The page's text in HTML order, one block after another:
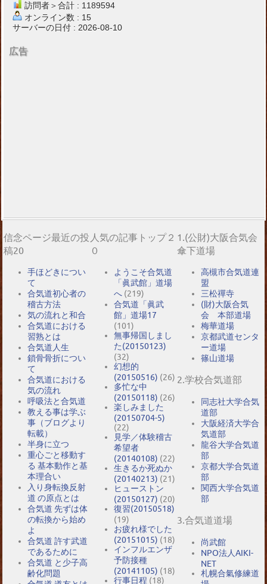
訪問者＞合計 : 1189594
オンライン数 : 15
サーバーの日付 : 2026-08-10
広告
信念ページ最近の投
稿20
手ほどきについ
て
合気道初心者の
稽古方法
気の流れと和合
合気道における
習熟とは
合気道人生
鎖骨骨折につい
て
合気道における
気の流れ
呼吸法と合気道
教える事は学ぶ
事（ブログより
転載）
半身に立つ
重心ごと移動す
る 基本動作と基
本理合い
入り身転換反射
道 の原点とは
合気道 先ずは体
の転換から始め
よ
合気道 許す武道
であるために
合気道 と少子高
齢化問題
人気の記事トップ２
０
ようこそ合気道
「眞武館」道場
へ (219)
合気道「眞武
館」道場17
(101)
無事帰国しまし
た(20150123)
(32)
幻想的
(20150516) (26)
多忙な中
(20150118) (26)
楽しみました
(20150704-5)
(22)
見学／体験稽古
希望者
(20140108) (22)
生きるか死ぬか
(20140213) (21)
ヒューストン
(20150127) (20)
復習(20150518)
(19)
お疲れ様でした
(20151015) (18)
インフルエンザ
予防接種
(20141105) (18)
行事日程 (18)
1.(公財)大阪合気会
傘下道場
高槻市合気道連
盟
三松禪寺
(財)大阪合気
会 本部道場
梅華道場
京都武道センタ
ー道場
篠山道場
2.学校合気道部
同志社大学合気
道部
大阪経済大学合
気道部
龍谷大学合気道
部
京都大学合気道
部
関西大学合気道
部
3.合気道道場
尚武館
NPO法人AIKI-
NET
札幌合氣修練道